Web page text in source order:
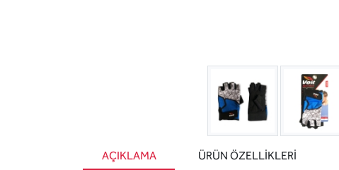
AÇIKLAMA ÜRÜN ÖZELLIKLERI